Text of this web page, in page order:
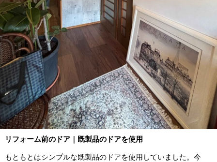
リフォーム前のドア｜既製品のドアを使用
もともとはシンプルな既製品のドアを使用していました。今